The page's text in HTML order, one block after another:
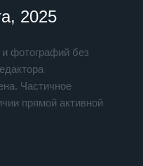
2025
фотографий без
Частичное
прямой активной